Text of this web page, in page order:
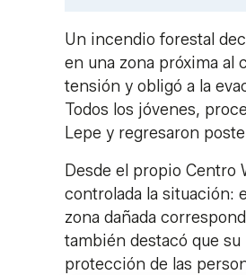
Un incendio forestal
en una zona próxima al
tensión y obligó a la
Todos los jóvenes,
Lepe y regresaron
Desde el propio Centro
controlada la situación:
zona dañada
también destacó que
protección de las